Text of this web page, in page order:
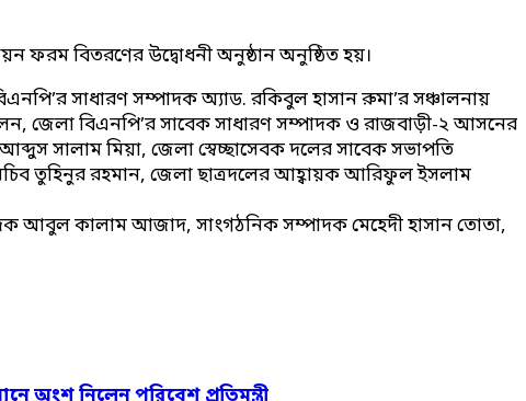
বিতরণের উদ্বোধনী অনুষ্ঠান অনুষ্ঠিত হয়।
সাধারণ সম্পাদক অ্যাড. রকিবুল হাসান রুমা’র সঞ্চালনায়
জেলা বিএনপি’র সাবেক সাধারণ সম্পাদক ও রাজবাড়ী-২ আসনের
সালাম মিয়া, জেলা স্বেচ্ছাসেবক দলের সাবেক সভাপতি
তুহিনুর রহমান, জেলা ছাত্রদলের আহ্বায়ক আরিফুল ইসলাম
আবুল কালাম আজাদ, সাংগঠনিক সম্পাদক মেহেদী হাসান তোতা,